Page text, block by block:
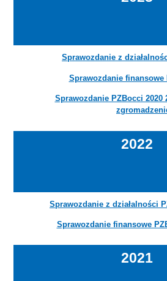
Sprawozdanie z
Sprawozdanie finansowe
Sprawozdanie PZBocci 2020
Sprawozdanie z działalności
Sprawozdanie finansowe
2022
2021